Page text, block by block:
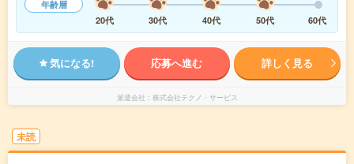
年齢層
20代
30代 40代 50代 60代
気になる! 応募へ進む 詳しく見る
派遣会社 株式会社テクノ・サービス
未読